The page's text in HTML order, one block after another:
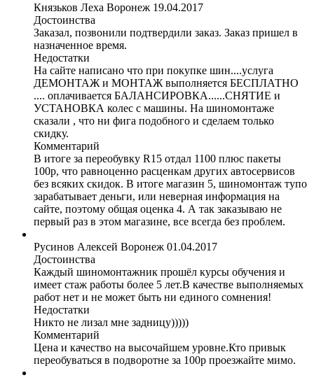
Князьков Леха Воронеж 19.04.2017
Достоинства
Заказал, позвонили подтвердили заказ. Заказ пришел в
назначенное время.
Недостатки
На сайте написано что при покупке шин....услуга
ДЕМОНТАЖ и МОНТАЖ выполняется БЕСПЛАТНО
.... оплачивается БАЛАНСИРОВКА......СНЯТИЕ и
УСТАНОВКА колес с машины. На шиномонтаже
сказали , что ни фига подобного и сделаем только
скидку.
Комментарий
В итоге за переобувку R15 отдал 1100 плюс пакеты
100р, что равноценно расценкам других автосервисов
без всяких скидок. В итоге магазин 5, шиномонтаж тупо
зарабатывает деньги, или неверная информация на
сайте, поэтому общая оценка 4. А так заказываю не
первый раз в этом магазине, все всегда без проблем.
Русинов Алексей Воронеж 01.04.2017
Достоинства
Каждый шиномонтажник прошёл курсы обучения и
имеет стаж работы более 5 лет.В качестве выполняемых
работ нет и не может быть ни единого сомнения!
Недостатки
Никто не лизал мне задницу)))))
Комментарий
Цена и качество на высочайшем уровне.Кто привык
переобуваться в подворотне за 100р проезжайте мимо.